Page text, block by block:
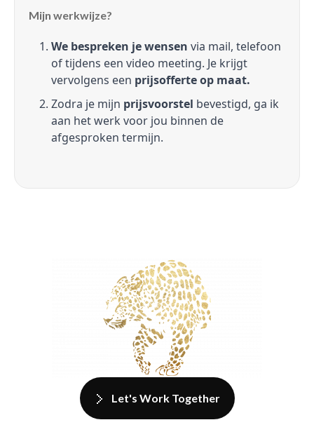
Mijn werkwijze?
We bespreken je wensen via mail, telefoon
of tijdens een video meeting. Je krijgt
vervolgens een prijsofferte op maat.
Zodra je mijn prijsvoorstel bevestigd, ga ik
aan het werk voor jou binnen de
afgesproken termijn.
Let's Work Together